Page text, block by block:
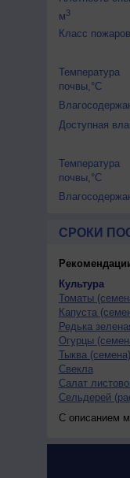
м3
Класс
Температура
почвы,°C
Доступная
Температура
почвы,°C
СРОКИ
Культура
Томаты
Капуста
Редька
Огурцы
Тыква (семена)
Свекла
Салат
Сельдерей
С описанием